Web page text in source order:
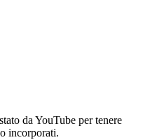
da YouTube per tenere
incorporati.